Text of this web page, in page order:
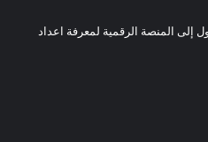
إلى المنصة الرقمية لمعرفة اعداد